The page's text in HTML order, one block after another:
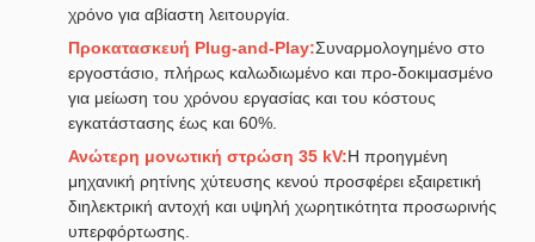
χρόνο για αβίαστη λειτουργία.
Προκατασκευή Plug-and-Play:Συναρμολογημένο στο
εργοστάσιο, πλήρως καλωδιωμένο και προ-δοκιμασμένο
για μείωση του χρόνου εργασίας και του κόστους
εγκατάστασης έως και 60%.
Ανώτερη μονωτική στρώση 35 kV:Η προηγμένη
μηχανική ρητίνης χύτευσης κενού προσφέρει εξαιρετική
διηλεκτρική αντοχή και υψηλή χωρητικότητα προσωρινής
υπερφόρτωσης.